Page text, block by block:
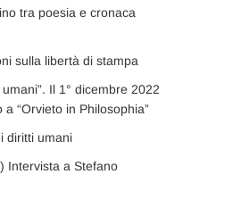
tra poesia e cronaca
sulla libertà di stampa
Il 1° dicembre 2022
“Orvieto in Philosophia”
diritti umani
Intervista a Stefano